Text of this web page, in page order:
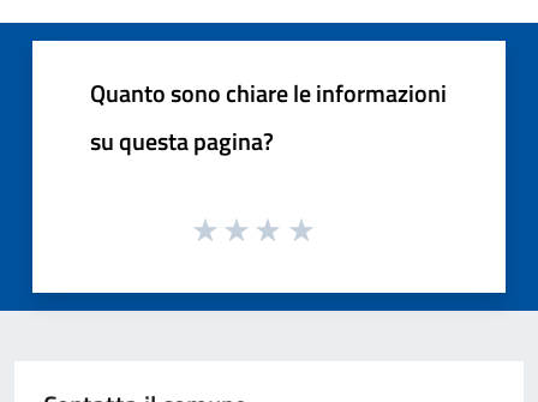
Quanto sono chiare le informazioni
su questa pagina?